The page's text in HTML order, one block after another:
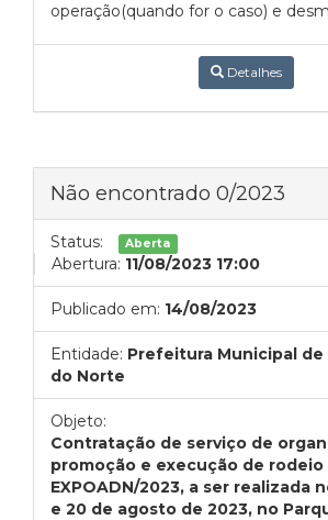
operação(quando for o caso) e
Detalhes
Não encontrado 0/2023
Status: Aberta
Abertura: 11/08/2023 17:00
Publicado em: 14/08/2023
Entidade: Prefeitura Municipal de
do Norte
Objeto:
Contratação de serviço de
promoção e execução de
EXPOADN/2023, a ser realizada
e 20 de agosto de 2023, no